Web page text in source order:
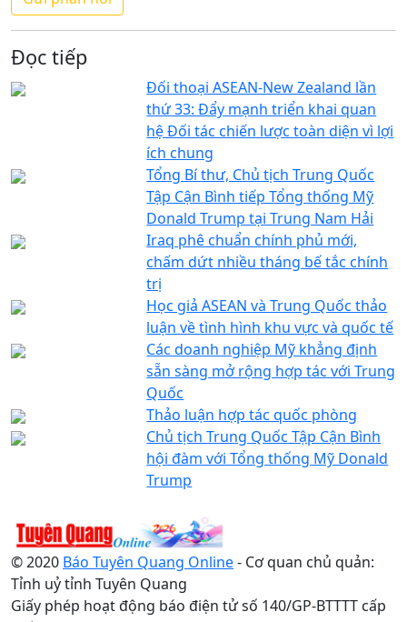
Đọc tiếp
Đối thoại ASEAN-New Zealand lần
thứ 33: Đẩy mạnh triển khai quan
hệ Đối tác chiến lược toàn diện vì lợi
ích chung
Tổng Bí thư, Chủ tịch Trung Quốc
Tập Cận Bình tiếp Tổng thống Mỹ
Donald Trump tại Trung Nam Hải
Iraq phê chuẩn chính phủ mới,
chấm dứt nhiều tháng bế tắc chính
trị
Học giả ASEAN và Trung Quốc thảo
luận về tình hình khu vực và quốc tế
Các doanh nghiệp Mỹ khẳng định
sẵn sàng mở rộng hợp tác với Trung
Quốc
Thảo luận hợp tác quốc phòng
Chủ tịch Trung Quốc Tập Cận Bình
hội đàm với Tổng thống Mỹ Donald
Trump
© 2020 Báo Tuyên Quang Online- Cơ quan chủ quản:
Tỉnh uỷ tỉnh Tuyên Quang
Giấy phép hoạt động báo điện tử số 140/GP-BTTTT cấp